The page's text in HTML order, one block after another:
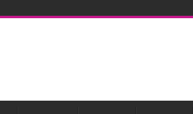
das nächste große Gesundheits-Gadget werden